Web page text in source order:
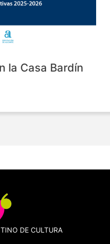
la Casa Bardín
DE CULTURA